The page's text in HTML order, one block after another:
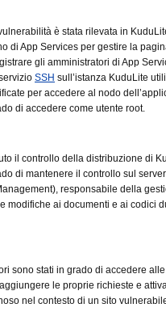
è stata rilevata in
di App Services per gestire la
gli amministratori di App
SSH sull’istanza KuduLite
per accedere al nodo
di accedere come utente root.
il controllo della distribuzione di
di mantenere il controllo sul server
responsabile della
modifiche ai documenti e ai codici
sono stati in grado di accedere
le proprie richieste e
nel contesto di un sito